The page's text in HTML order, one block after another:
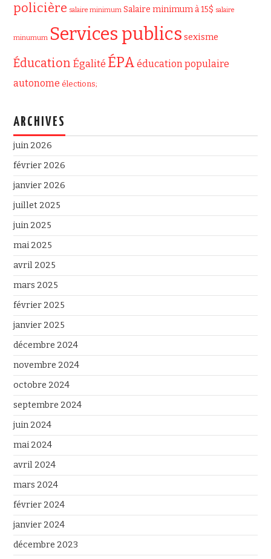
policière salaire minimum Salaire minimum à 15$ salaire
minumum Services publics sexisme
Éducation Égalité ÉPA éducation populaire
autonome élections;
ARCHIVES
juin 2026
février 2026
janvier 2026
juillet 2025
juin 2025
mai 2025
avril 2025
mars 2025
février 2025
janvier 2025
décembre 2024
novembre 2024
octobre 2024
septembre 2024
juin 2024
mai 2024
avril 2024
mars 2024
février 2024
janvier 2024
décembre 2023